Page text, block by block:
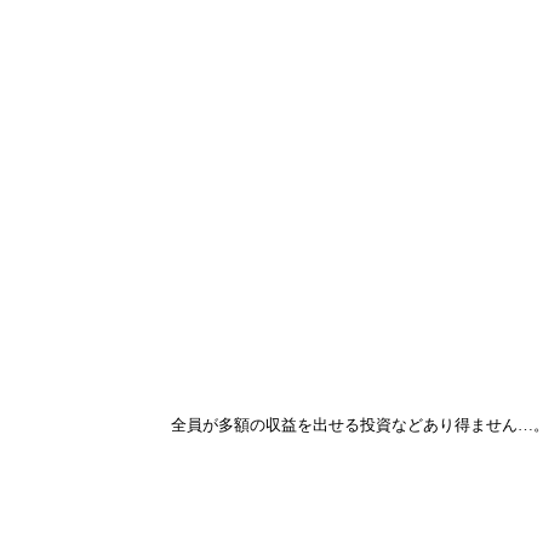
全員が多額の収益を出せる投資などあり得ません…